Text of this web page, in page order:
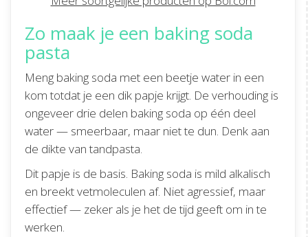
Zo maak je een baking soda
pasta
Meng baking soda met een beetje water in een
kom totdat je een dik papje krijgt. De verhouding is
ongeveer drie delen baking soda op één deel
water — smeerbaar, maar niet te dun. Denk aan
de dikte van tandpasta.
Dit papje is de basis. Baking soda is mild alkalisch
en breekt vetmoleculen af. Niet agressief, maar
effectief — zeker als je het de tijd geeft om in te
werken.